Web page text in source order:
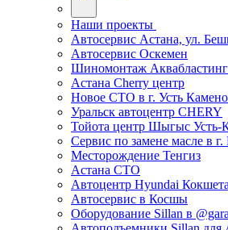
Наши проекты
Автосервис Астана, ул.
Автосервис Оскемен
Шиномонтаж Аквабластинг
Астана Cherry центр
Новое СТО в г. Усть
Уральск автоцентр CHERY
Тойота центр Шыгыс Усть-
Сервис по замене масле в г.
Месторождение Тенгиз
Астана СТО
Автоцентр Hyundai
Автосервис в Косшы
Оборудование Sillan в